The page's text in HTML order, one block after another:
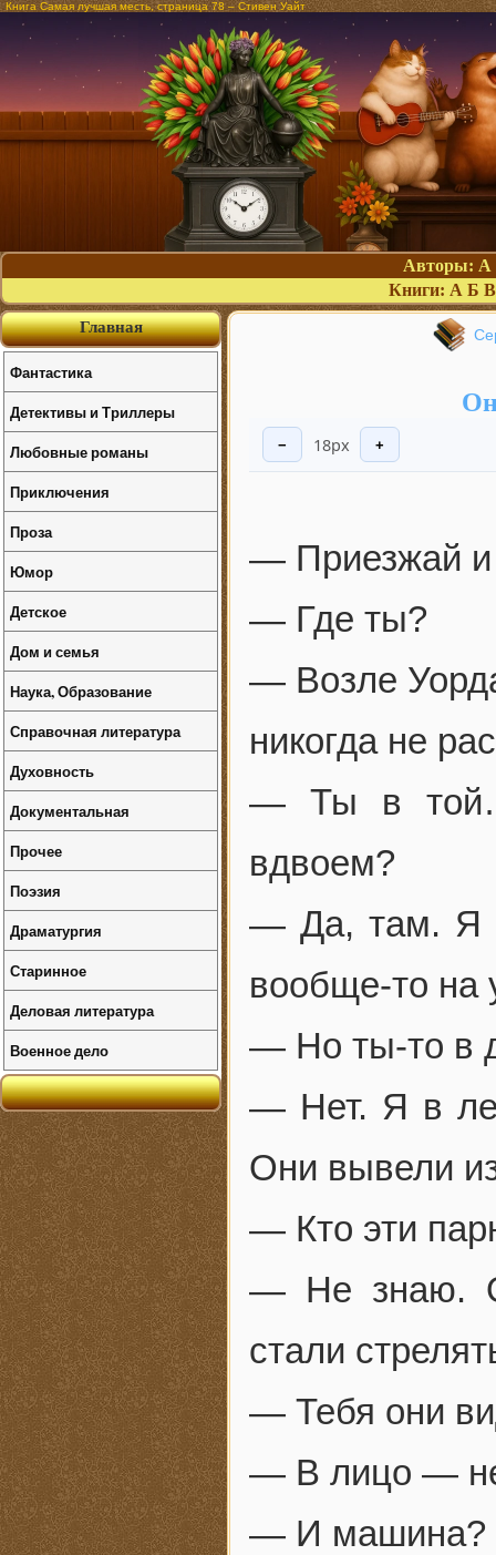
Книга Самая лучшая месть, страница 78 – Стивен Уайт
Авторы: А
Книги: А Б В
− 18px +
— Приезжай и
— Где ты?
— Возле
никогда не
— Ты в
вдвоем?
— Да, там. Я
вообще-то на
— Но ты-то в
— Нет. Я в
Они вывели
— Кто эти
— Не знаю.
стали
— Тебя они
— В лицо —
— И машина?
Главная
Фантастика
Детективы и Триллеры
Любовные романы
Приключения
Проза
Юмор
Детское
Дом и семья
Наука, Образование
Справочная литература
Духовность
Документальная
Прочее
Поэзия
Драматургия
Старинное
Деловая литература
Военное дело